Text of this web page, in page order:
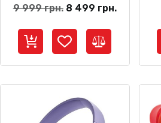
9 999грн. Оригінальна
9
999 грн..
8 499 грн.Поточна
499 грн..